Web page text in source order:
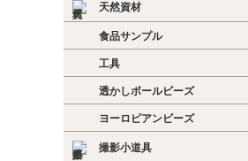
天然資材
食品サンプル
工具
透かしボールビーズ
ヨーロピアンビーズ
撮影小道具